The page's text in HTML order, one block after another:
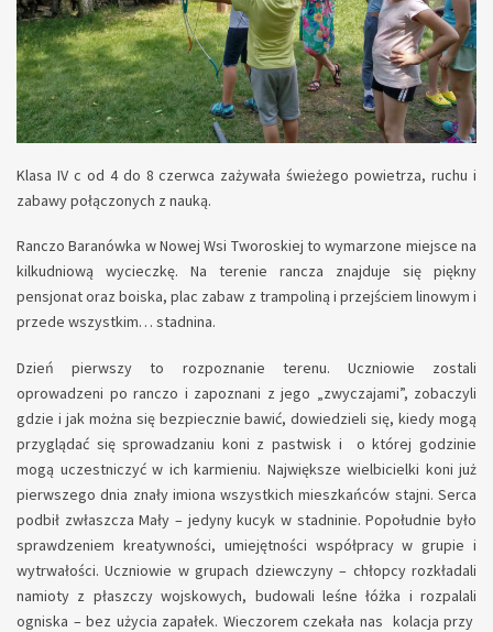
Klasa IV c od 4 do 8 czerwca zażywała świeżego powietrza, ruchu i
zabawy połączonych z nauką.
Ranczo Baranówka w Nowej Wsi Tworoskiej to wymarzone miejsce na
kilkudniową wycieczkę. Na terenie rancza znajduje się piękny
pensjonat oraz boiska, plac zabaw z trampoliną i przejściem linowym i
przede wszystkim… stadnina.
Dzień pierwszy to rozpoznanie terenu. Uczniowie zostali
oprowadzeni po ranczo i zapoznani z jego „zwyczajami”, zobaczyli
gdzie i jak można się bezpiecznie bawić, dowiedzieli się, kiedy mogą
przyglądać się sprowadzaniu koni z pastwisk i o której godzinie
mogą uczestniczyć w ich karmieniu. Największe wielbicielki koni już
pierwszego dnia znały imiona wszystkich mieszkańców stajni. Serca
podbił zwłaszcza Mały – jedyny kucyk w stadninie. Popołudnie było
sprawdzeniem kreatywności, umiejętności współpracy w grupie i
wytrwałości. Uczniowie w grupach dziewczyny – chłopcy rozkładali
namioty z płaszczy wojskowych, budowali leśne łóżka i rozpalali
ogniska – bez użycia zapałek. Wieczorem czekała nas kolacja przy